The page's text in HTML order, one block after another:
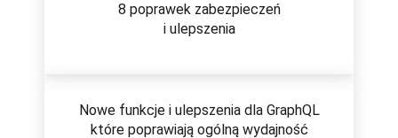
8 poprawek zabezpieczeń
i ulepszenia
Nowe funkcje i ulepszenia dla GraphQL
które poprawiają ogólną wydajność